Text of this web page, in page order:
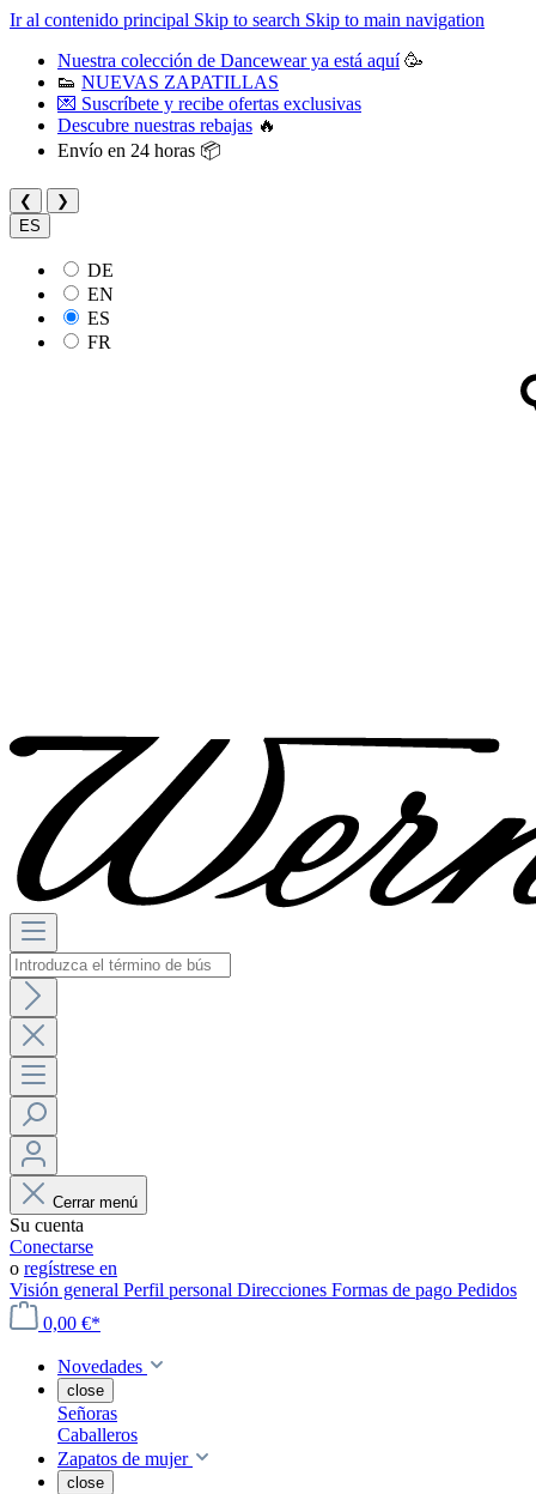
Ir al contenido principal Skip to search Skip to main navigation
Nuestra colección de Dancewear ya está aquí🥳
👟 NUEVAS ZAPATILLAS
💌 Suscríbete y recibe ofertas exclusivas
Descubre nuestras rebajas 🔥
Envío en 24 horas 📦
❮
❯
ES
DE
EN
ES
FR
Cerrar menú
Su cuenta
Conectarse
o regístrese en
Visión general Perfil personal Direcciones Formas de pago Pedidos
0,00 €*
Novedades
close
Señoras
Caballeros
Zapatos de mujer
close